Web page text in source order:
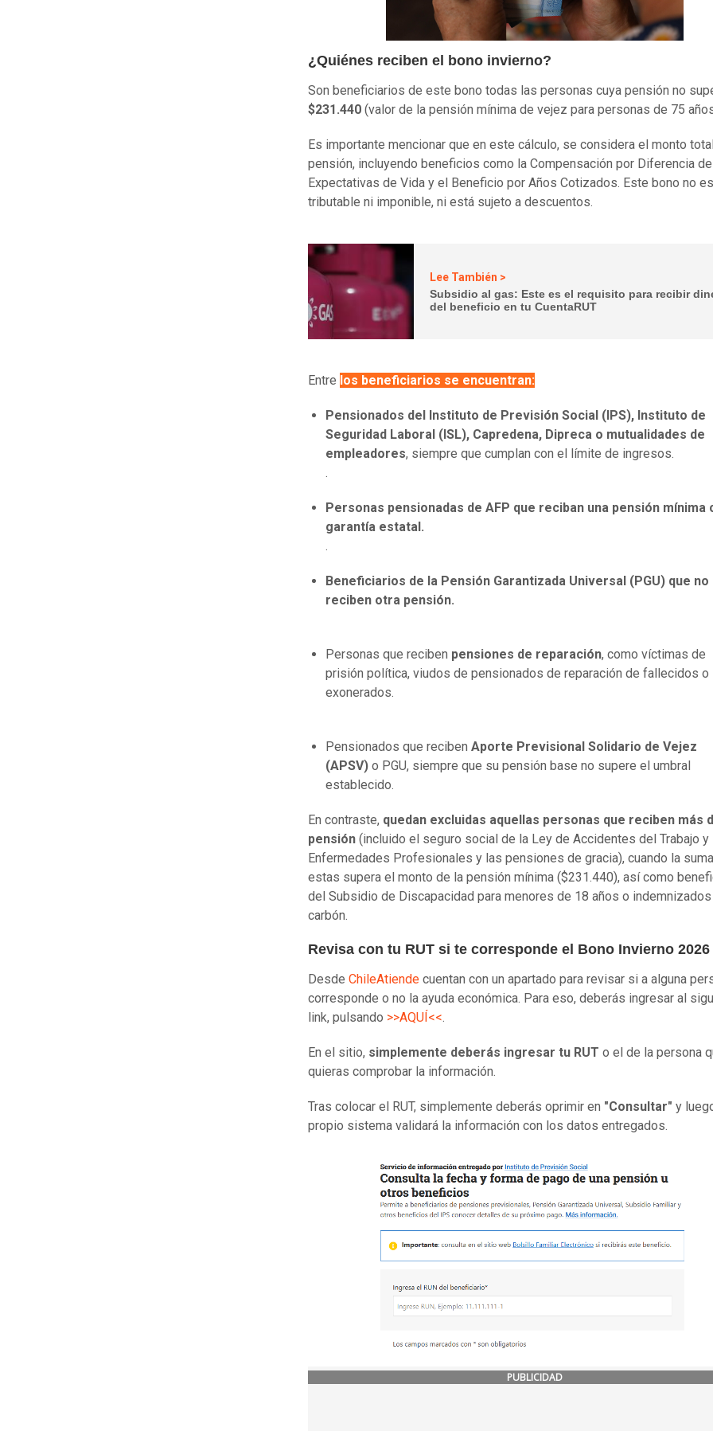
¿Quiénes reciben el bono invierno?
Son beneficiarios de este bono todas las personas cuya pensión no
$231.440 (valor de la pensión mínima de vejez para personas de 75
Es importante mencionar que en este cálculo, se considera el monto
pensión, incluyendo beneficios como la Compensación por Diferencia de
Expectativas de Vida y el Beneficio por Años Cotizados. Este bono no es
tributable ni imponible, ni está sujeto a descuentos.
Lee También >
Subsidio al gas: Este es el requisito para recibir
del beneficio en tu CuentaRUT
Entre los beneficiarios se encuentran:
Pensionados del Instituto de Previsión Social (IPS), Instituto de
Seguridad Laboral (ISL), Capredena, Dipreca o mutualidades de
empleadores, siempre que cumplan con el límite de ingresos.
.
Personas pensionadas de AFP que reciban una pensión mínima
garantía estatal.
.
Beneficiarios de la Pensión Garantizada Universal (PGU) que no
reciben otra pensión.
Personas que reciben pensiones de reparación, como víctimas de
prisión política, viudos de pensionados de reparación de fallecidos o
exonerados.
Pensionados que reciben Aporte Previsional Solidario de Vejez
(APSV) o PGU, siempre que su pensión base no supere el umbral
establecido.
En contraste, quedan excluidas aquellas personas que reciben más
pensión (incluido el seguro social de la Ley de Accidentes del Trabajo y
Enfermedades Profesionales y las pensiones de gracia), cuando la
estas supera el monto de la pensión mínima ($231.440), así como
del Subsidio de Discapacidad para menores de 18 años o
carbón.
Revisa con tu RUT si te corresponde el Bono Invierno 2026
Desde ChileAtiende cuentan con un apartado para revisar si a alguna
corresponde o no la ayuda económica. Para eso, deberás ingresar al
link, pulsando >>AQUÍ<<.
En el sitio, simplemente deberás ingresar tu RUT o el de la persona
quieras comprobar la información.
Tras colocar el RUT, simplemente deberás oprimir en "Consultar" y
propio sistema validará la información con los datos entregados.
PUBLICIDAD